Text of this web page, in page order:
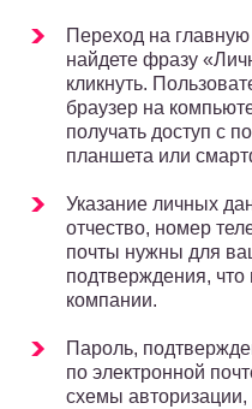
Переход на
найдете фразу
кликнуть.
браузер на
получать доступ с
планшета или
Указание личных
отчество, номер
почты нужны для
подтверждения, что
компании.
Пароль,
по электронной
схемы авторизации,